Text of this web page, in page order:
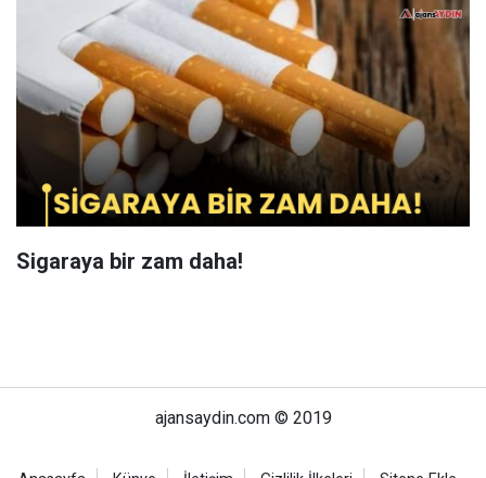
Sigaraya bir zam daha!
ajansaydin.com © 2019